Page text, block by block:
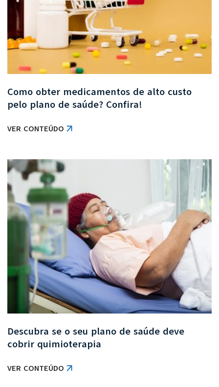
Como obter medicamentos de alto custo
pelo plano de saúde? Confira!
VER CONTEÚDO
Descubra se o seu plano de saúde deve
cobrir quimioterapia
VER CONTEÚDO